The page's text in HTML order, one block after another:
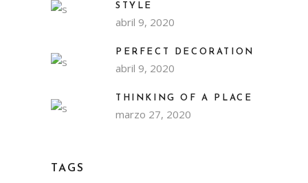
STYLE
abril 9, 2020
PERFECT DECORATION
abril 9, 2020
THINKING OF A PLACE
marzo 27, 2020
TAGS